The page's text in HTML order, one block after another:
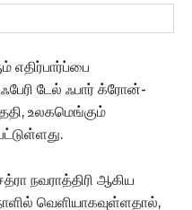
எதிர்பார்ப்பை
ஃபேரி டேல் ஃபார் க்ரோன்-
உலகமெங்கும்
நவராத்திரி ஆகிய
வெளியாகவுள்ளதால்,